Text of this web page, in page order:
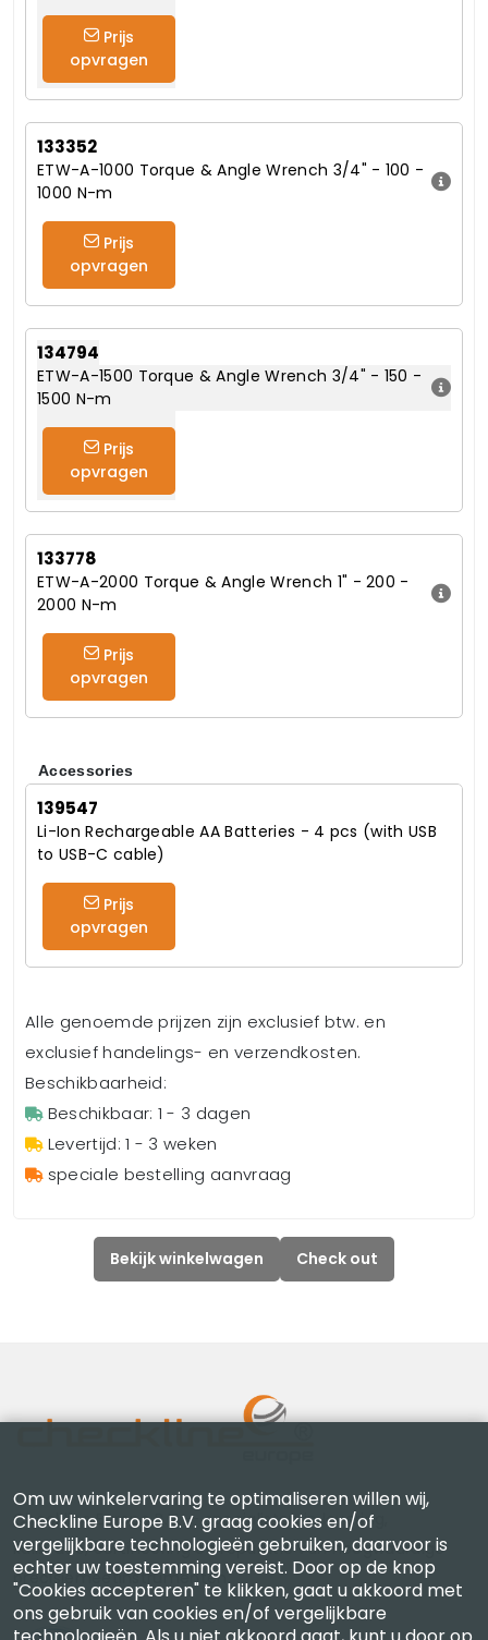
Prijs
opvragen
133352
ETW-A-1000 Torque & Angle Wrench 3/4" - 100 -
1000 N-m
Prijs
opvragen
134794
ETW-A-1500 Torque & Angle Wrench 3/4" - 150 -
1500 N-m
Prijs
opvragen
133778
ETW-A-2000 Torque & Angle Wrench 1" - 200 -
2000 N-m
Prijs
opvragen
Accessories
139547
Li-Ion Rechargeable AA Batteries - 4 pcs (with USB
to USB-C cable)
Prijs
opvragen
Alle genoemde prijzen zijn exclusief btw. en
exclusief handelings- en verzendkosten.
Beschikbaarheid:
Beschikbaar: 1 - 3 dagen
Levertijd: 1 - 3 weken
speciale bestelling aanvraag
Bekijk winkelwagen Check out
Checkline Europe B.V. — specialisten in levering,
kalibratie, certificering en reparatie van hoogwaardige
precisiemeetinstrumenten.
Om uw winkelervaring te optimaliseren willen wij,
Checkline Europe B.V. graag cookies en/of
vergelijkbare technologieën gebruiken, daarvoor is
echter uw toestemming vereist. Door op de knop
"Cookies accepteren" te klikken, gaat u akkoord met
ons gebruik van cookies en/of vergelijkbare